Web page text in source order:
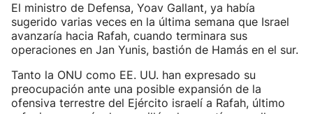
El ministro de Defensa, Yoav Gallant, ya había
sugerido varias veces en la última semana que Israel
avanzaría hacia Rafah, cuando terminara sus
operaciones en Jan Yunis, bastión de Hamás en el sur.
Tanto la ONU como EE. UU. han expresado su
preocupación ante una posible expansión de la
ofensiva terrestre del Ejército israelí a Rafah, último